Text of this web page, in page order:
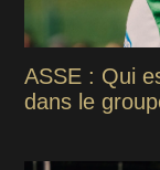
ASSE : Qui
dans le